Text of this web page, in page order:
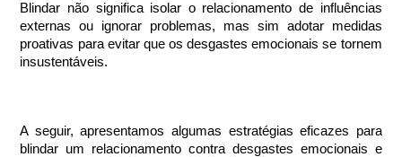
Blindar não significa isolar o relacionamento de influências
externas ou ignorar problemas, mas sim adotar medidas
proativas para evitar que os desgastes emocionais se tornem
insustentáveis.
A seguir, apresentamos algumas estratégias eficazes para
blindar um relacionamento contra desgastes emocionais e